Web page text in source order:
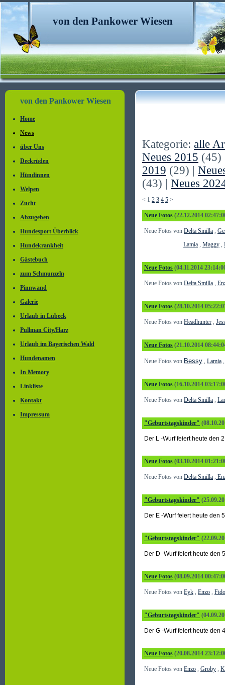
von den Pankower Wiesen
von den Pankower Wiesen
Home
News
über Uns
Deckrüden
Hündinnen
Welpen
Zucht
Abzugeben
Hundesport Überblick
Hundekrankheit
Gästebuch
zum Schmunzeln
Pinnwand
Galerie
Urlaub in Lübeck
Pullman City/Harz
Urlaub im Bayerischen Wald
Hundenamen
In Memory
Linkliste
Kontakt
Impressum
Kategorie: alle
Neues 2015
2019 (29) |
(43) | Neues
< 1 2 3 4 5 >
Neue Fotos (22.12.2014
Neue Fotos von Delta Smilla ,
Lamia , Maggy ,
Neue Fotos (04.11.2014
Neue Fotos von Delta Smilla ,
Neue Fotos (28.10.2014
Neue Fotos von Headhunter ,
Neue Fotos (21.10.2014
Neue Fotos von Bessy , Lamia
Neue Fotos (16.10.2014
Neue Fotos von Delta Smilla ,
"Geburtstagskinder"
Der L -Wurf feiert heute den
Neue Fotos (03.10.2014
Neue Fotos von Delta Smilla ,
"Geburtstagskinder"
Der E -Wurf feiert heute den
"Geburtstagskinder"
Der D -Wurf feiert heute den
Neue Fotos (08.09.2014
Neue Fotos von Eyk , Enzo , Fido
"Geburtstagskinder"
Der G -Wurf feiert heute den
Neue Fotos (20.08.2014
Neue Fotos von Enzo , Groby ,